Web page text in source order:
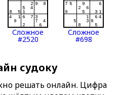
Сложное
#2520
Сложное
#698
судоку
решать онлайн. Цифра